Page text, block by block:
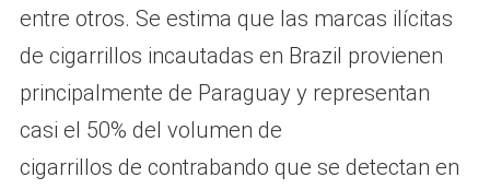
entre otros. Se estima que las marcas ilícitas
de cigarrillos incautadas en Brazil provienen
principalmente de Paraguay y representan
casi el 50% del volumen de
cigarrillos de contrabando que se detectan en